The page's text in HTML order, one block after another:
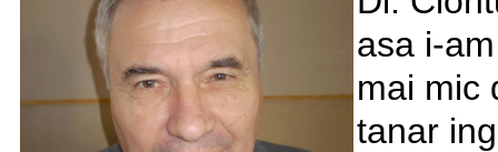
asa i-
mai mic
tanar